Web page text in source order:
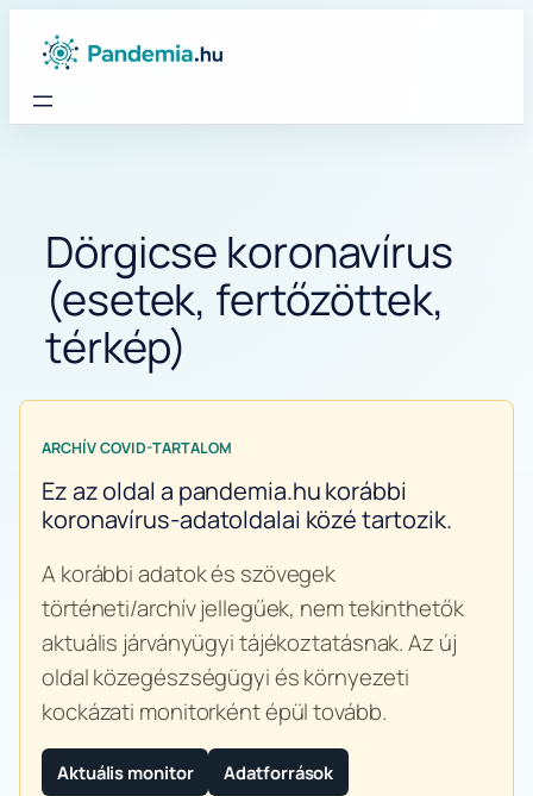
Dörgicse koronavírus
(esetek, fertőzöttek,
térkép)
ARCHÍV COVID-TARTALOM
Ez az oldal a pandemia.hu korábbi
koronavírus-adatoldalai közé tartozik.
A korábbi adatok és szövegek
történeti/archív jellegűek, nem tekinthetők
aktuális járványügyi tájékoztatásnak. Az új
oldal közegészségügyi és környezeti
kockázati monitorként épül tovább.
Aktuális monitor Adatforrások